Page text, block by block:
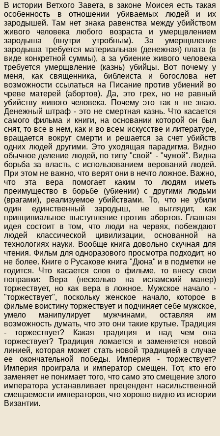
В истории Ветхого Завета, в законе Моисея есть такая
особенность в отношении убиваемых людей и их
зародышей. Там нет знака равенства между убийством
живого человека любого возраста и умерщвлением
зародыша (внутри утробным). За умерщвление
зародыша требуется материальная (денежная) плата (в
виде конкретной суммы), а за убиение живого человека
требуется умерщвление (казнь) убийцы. Вот почему у
меня, как священника, библеиста и богослова нет
возможности ссылаться на Писание против убиений во
чреве матерей (абортов). Да, это грех, но не равный
убийству живого человека. Почему это так я не знаю.
Денежный штраф - это не смертная казнь. Что касается
самого фильма и книги, на основании которой он был
снят, то все в нем, как и во всем искусстве и литературе,
вращается вокруг смерти и решается за счет убийств
одних людей другими. Это уходящая парадигма. Видно
обычное деление людей, по типу "свой" - "чужой". Видна
борьба за власть, с использованием верований людей.
При этом не важно, что верят они в нечто ложное. Важно,
что эта вера помогает каким то людям иметь
преимущество в борьбе (убиении) с другими людьми
(врагами), реализуемое убийствами. То, что не убили
один единственный зародыш, не выглядит, как
принципиальное выступление против абортов. Главная
идея состоит в том, что люди на червях, побеждают
людей классической цивилизации, основанной на
технологиях науки. Вообще книга довольно скучная для
чтения. Фильм для одноразового просмотра подходит, но
не более. Книге о Русакове книга "Дюна" и в подметки не
годится. Что касается слов о фильме, то внесу свои
поправки: Вера (несколько на исламский манер)
торжествует, но как вера в ложное. Мужское начало -
"торжествует", поскольку женское начало, которое в
фильме воистину торжествует и подчиняет себе мужское,
умело манипулирует мужчинами, оставляя им
возможность думать, что это они такие крутые. Традиция
- торжествует? Какая традиция и над чем она
торжествует? Традиция ломается и заменяется новой
линией, которая может стать новой традицией в случае
ее окончательной победы. Империя - торжествует?
Империя проиграла и император смещен. Тот, кто его
заменяет не понимает того, что само это смещение злого
императора устанавливает прецендент насильственной
смещаемости императоров, что хорошо видно из истории
Византии.